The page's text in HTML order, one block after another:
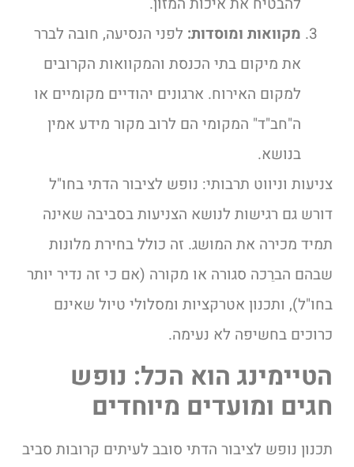
מקוואות ומוסדות: לפני הנסיעה, חובה לברר
את מיקום בתי הכנסת והמקוואות הקרובים
למקום האירוח. ארגונים יהודיים מקומיים או
ה"חב"ד" המקומי הם לרוב מקור מידע אמין
בנושא.
צניעות וניווט תרבותי: נופש לציבור הדתי בחו"ל
דורש גם רגישות לנושא הצניעות בסביבה שאינה
תמיד מכירה את המושג. זה כולל בחירת מלונות
שבהם הברֵכה סגורה או מקורה (אם כי זה נדיר יותר
בחו"ל), ותכנון אטרקציות ומסלולי טיול שאינם
כרוכים בחשיפה לא נעימה.
הטיימינג הוא הכל: נופש
חגים ומועדים מיוחדים
תכנון נופש לציבור הדתי סובב לעיתים קרובות סביב